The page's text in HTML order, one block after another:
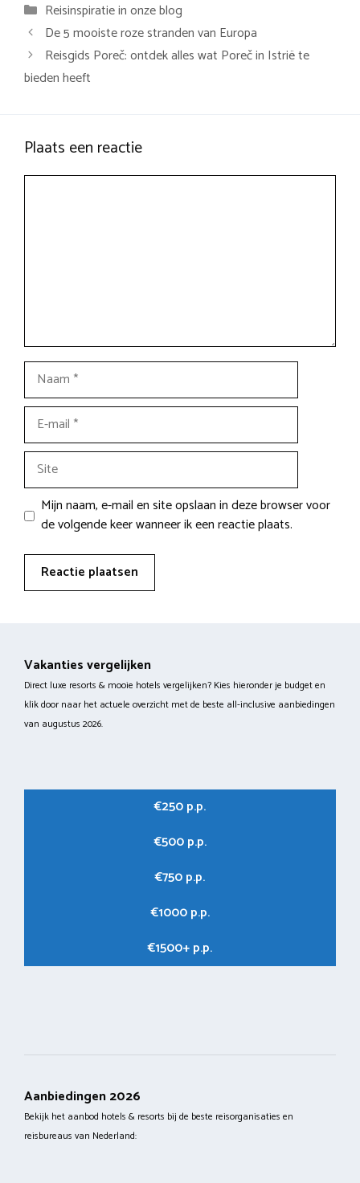
Categorieën
Reisinspiratie in onze blog
De 5 mooiste roze stranden van Europa
Reisgids Poreč: ontdek alles wat Poreč in Istrië te
bieden heeft
Plaats een reactie
Naam
mail
Site
Mijn naam, e-mail en site opslaan in deze browser voor
de volgende keer wanneer ik een reactie plaats.
Vakanties vergelijken
Direct luxe resorts & mooie hotels vergelijken? Kies hieronder je budget en
klik door naar het actuele overzicht met de beste all-inclusive aanbiedingen
van augustus 2026.
€250 p.p.
€500 p.p.
€750 p.p.
€1000 p.p.
€1500+ p.p.
Aanbiedingen 2026
Bekijk het aanbod hotels & resorts bij de beste reisorganisaties en
reisbureaus van Nederland: